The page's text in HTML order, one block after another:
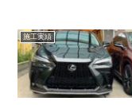
施工実績